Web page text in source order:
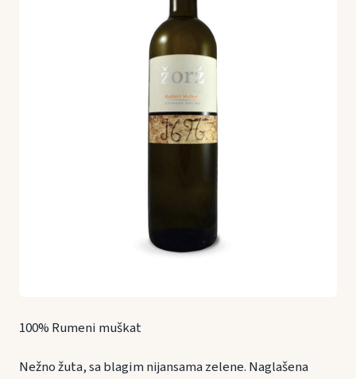
100% Rumeni muškat
Nežno žuta, sa blagim nijansama zelene. Naglašena